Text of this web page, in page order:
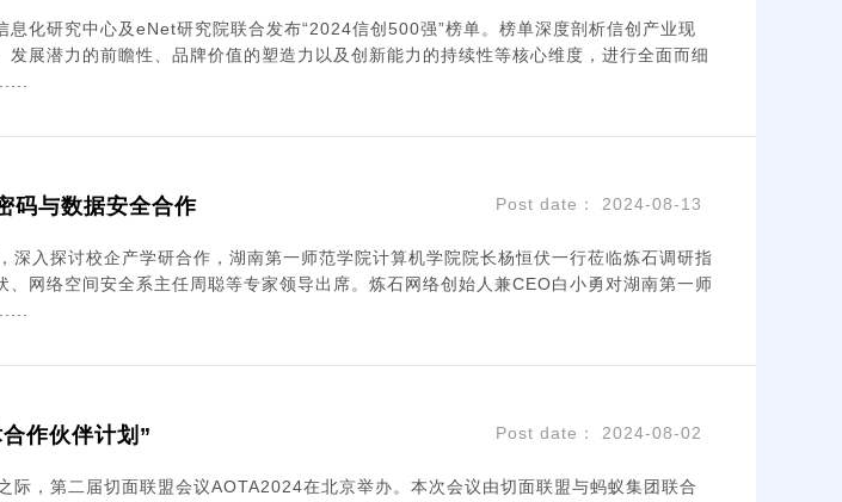
化研究中心及eNet研究院联合发布“2024信创500强”榜单。榜单深度剖析信创产业现
展潜力的前瞻性、品牌价值的塑造力以及创新能力的持续性等核心维度，进行全面而细
码与数据安全合作 Post date： 2024-08-13
入探讨校企产学研合作，湖南第一师范学院计算机学院院长杨恒伏一行莅临炼石调研指
网络空间安全系主任周聪等专家领导出席。炼石网络创始人兼CEO白小勇对湖南第一师
作伙伴计划” Post date： 2024-08-02
际，第二届切面联盟会议AOTA2024在北京举办。本次会议由切面联盟与蚂蚁集团联合